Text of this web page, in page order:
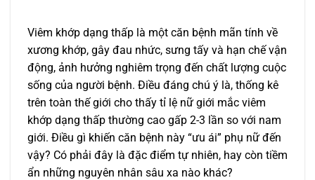
Viêm khớp dạng thấp là một căn bệnh mãn tính về
xương khớp, gây đau nhức, sưng tấy và hạn chế vận
động, ảnh hưởng nghiêm trọng đến chất lượng cuộc
sống của người bệnh. Điều đáng chú ý là, thống kê
trên toàn thế giới cho thấy tỉ lệ nữ giới mắc viêm
khớp dạng thấp thường cao gấp 2-3 lần so với nam
giới. Điều gì khiến căn bệnh này “ưu ái” phụ nữ đến
vậy? Có phải đây là đặc điểm tự nhiên, hay còn tiềm
ẩn những nguyên nhân sâu xa nào khác?